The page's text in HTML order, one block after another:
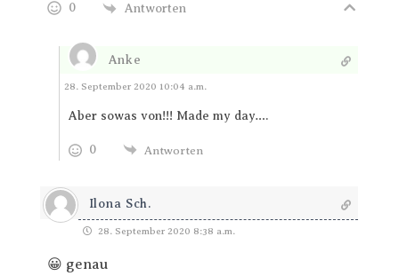
0 Antworten
Anke
Antworten
28. September 2020 10:04 a.m.
Aber sowas von!!! Made my day….
0 Antworten
Ilona Sch.
28. September 2020 8:38 a.m.
😀 genau